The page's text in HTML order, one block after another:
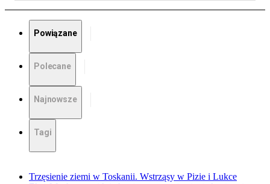
Powiązane
Polecane
Najnowsze
Tagi
Trzęsienie ziemi w Toskanii. Wstrząsy w Pizie i Lukce